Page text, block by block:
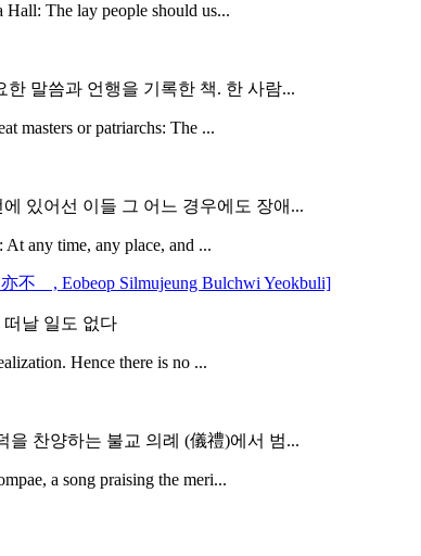
The lay people should us...
말씀과 언행을 기록한 책. 한 사람...
masters or patriarchs: The ...
있어선 이들 그 어느 경우에도 장애...
any time, any place, and ...
不離, Eobeop Silmujeung Bulchwi Yeokbuli]
날 일도 없다
Hence there is no ...
을 찬양하는 불교 의례 (儀禮)에서 범...
a song praising the meri...